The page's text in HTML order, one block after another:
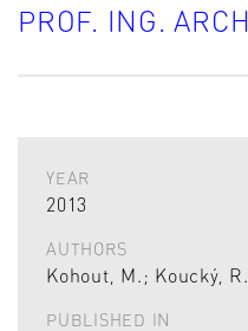
PROF. ING.
YEAR
2013
AUTHORS
Kohout, M.; Koucký, R.
PUBLISHED IN